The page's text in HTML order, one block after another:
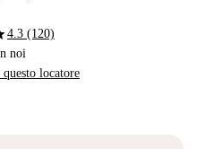
4.3 (120)
noi
locatore